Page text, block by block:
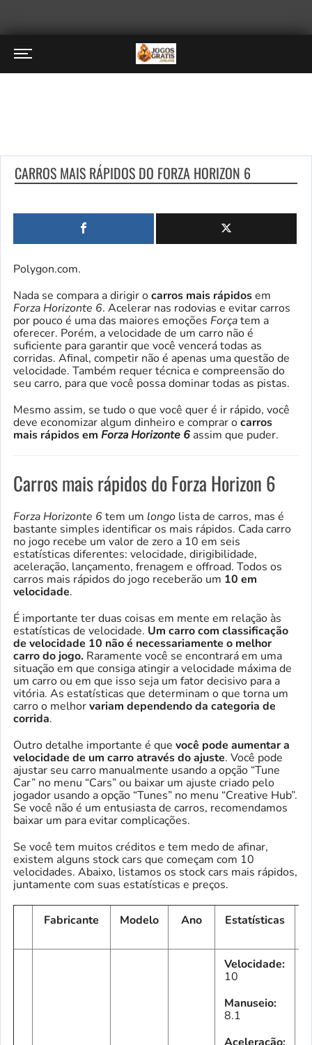
CARROS MAIS RÁPIDOS DO FORZA HORIZON 6
Polygon.com.
Nada se compara a dirigir ocarros mais rápidosem
Forza Horizonte 6. Acelerar nas rodovias e evitar carros
por pouco é uma das maiores emoções Forçatem a
oferecer. Porém, a velocidade de um carro não é
suficiente para garantir que você vencerá todas as
corridas. Afinal, competir não é apenas uma questão de
velocidade. Também requer técnica e compreensão do
seu carro, para que você possa dominar todas as pistas.
Mesmo assim, se tudo o que você quer é ir rápido, você
deve economizar algum dinheiro e comprar ocarros
mais rápidos em Forza Horizonte 6 assim que puder.
Carros mais rápidos do Forza Horizon 6
Forza Horizonte 6tem um longo lista de carros, mas é
bastante simples identificar os mais rápidos. Cada carro
no jogo recebe um valor de zero a 10 em seis
estatísticas diferentes: velocidade, dirigibilidade,
aceleração, lançamento, frenagem e offroad. Todos os
carros mais rápidos do jogo receberão um 10 em
velocidade.
É importante ter duas coisas em mente em relação às
estatísticas de velocidade. Um carro com classificação
de velocidade 10 não é necessariamente o melhor
carro do jogo. Raramente você se encontrará em uma
situação em que consiga atingir a velocidade máxima de
um carro ou em que isso seja um fator decisivo para a
vitória. As estatísticas que determinam o que torna um
carro o melhorvariam dependendo da categoria de
corrida.
Outro detalhe importante é que você pode aumentar a
velocidade de um carro através do ajuste. Você pode
ajustar seu carro manualmente usando a opção “Tune
Car” no menu “Cars” ou baixar um ajuste criado pelo
jogador usando a opção “Tunes” no menu “Creative Hub”.
Se você não é um entusiasta de carros, recomendamos
baixar um para evitar complicações.
Se você tem muitos créditos e tem medo de afinar,
existem alguns stock cars que começam com 10
velocidades. Abaixo, listamos os stock cars mais rápidos,
juntamente com suas estatísticas e preços.
Fabricante Modelo Ano Estatísticas
Velocidade:
10
Manuseio:
8.1